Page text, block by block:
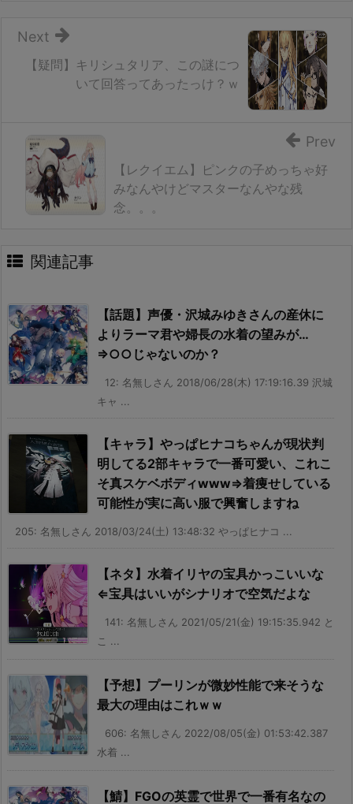
【疑問】キリシュタリア、この謎につ
いて回答ってあったっけ？ｗ
Next
【レクイエム】ピンクの子めっちゃ好
みなんやけどマスターなんやな残
念。。。
Prev
関連記事
【話題】声優・沢城みゆきさんの産休に
よりラーマ君や婦長の水着の望みが…
⇒○○じゃないのか？
12: 名無しさん 2018/06/28(木) 17:19:16.39 沢城
キャ ...
【キャラ】やっぱヒナコちゃんが現状判
明してる2部キャラで一番可愛い、これこ
そ真スケベボディwww⇒着痩せしている
可能性が実に高い服で興奮しますね
205: 名無しさん 2018/03/24(土) 13:48:32 やっぱヒナコ ...
【ネタ】水着イリヤの宝具かっこいいな
⇐宝具はいいがシナリオで空気だよな
141: 名無しさん 2021/05/21(金) 19:15:35.942 と
こ ...
【予想】プーリンが微妙性能で来そうな
最大の理由はこれｗｗ
606: 名無しさん 2022/08/05(金) 01:53:42.387
水着 ...
【鯖】FGOの英霊で世界で一番有名なの